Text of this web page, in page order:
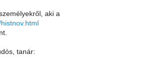
aki a
tanár: